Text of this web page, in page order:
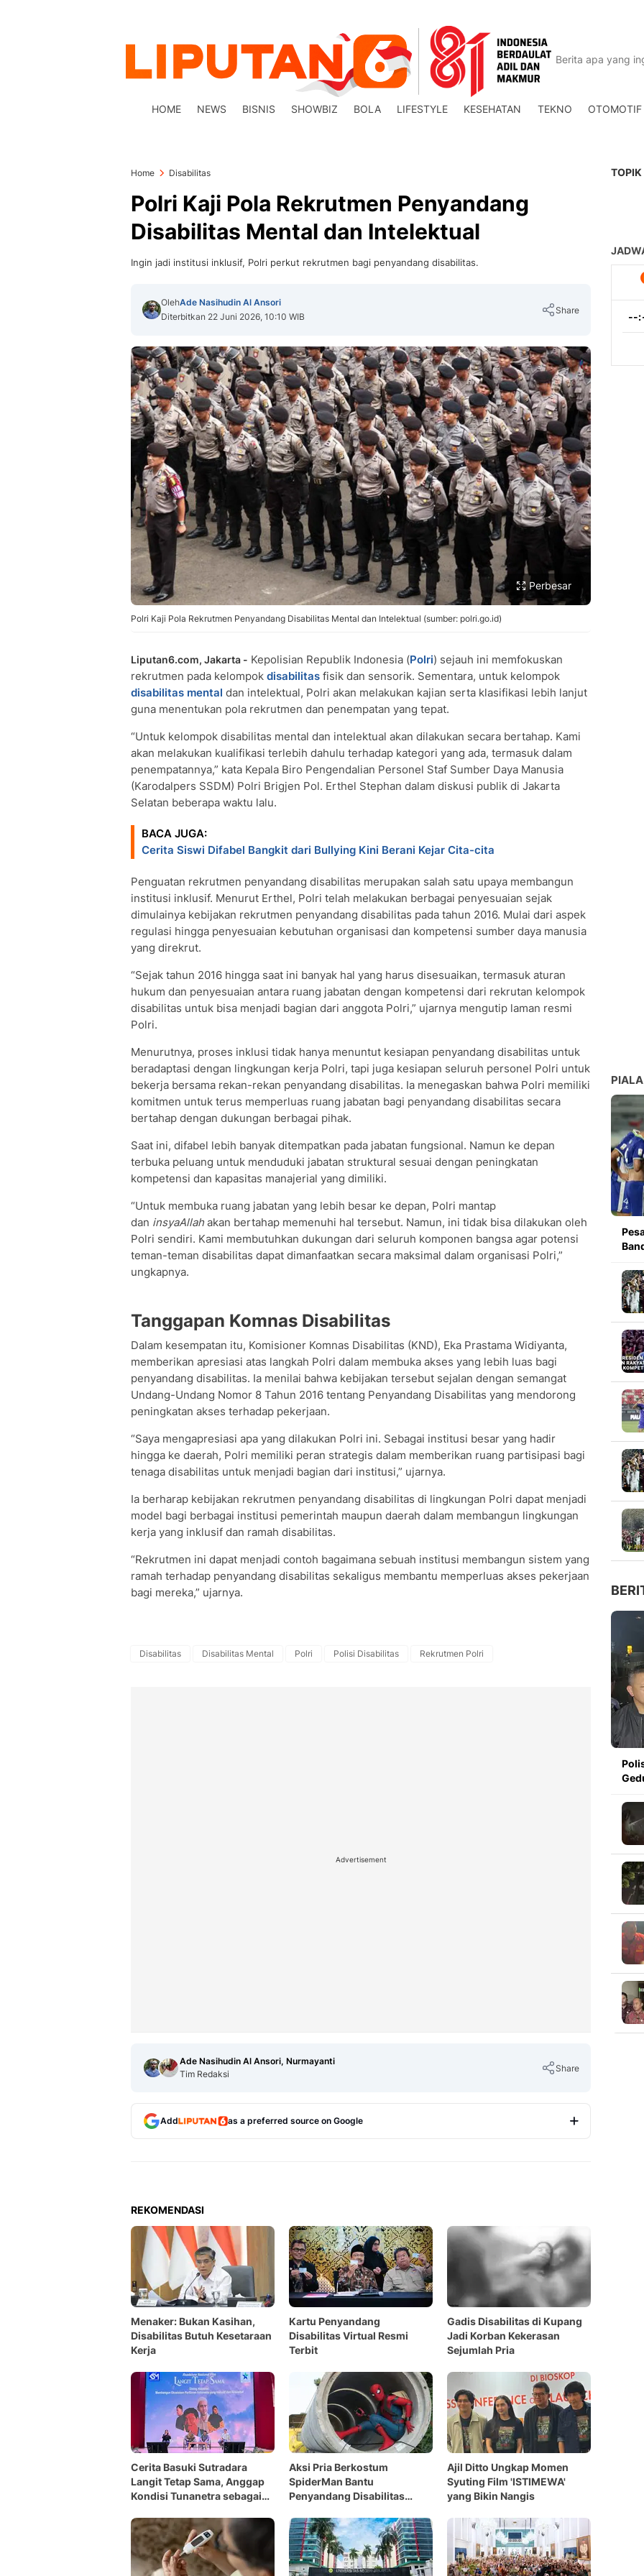
HOME NEWS BISNIS SHOWBIZ BOLA LIFESTYLE KESEHATAN TEKNO OTOMOTIF
Home Disabilitas
Polri Kaji Pola Rekrutmen Penyandang
Disabilitas Mental dan Intelektual
Ingin jadi institusi inklusif, Polri perkut rekrutmen bagi penyandang disabilitas.
OlehAde Nasihudin Al Ansori
Diterbitkan 22 Juni 2026, 10:10 WIB
Share
Copy Link
Perbesar
Polri Kaji Pola Rekrutmen Penyandang Disabilitas Mental dan Intelektual (sumber: polri.go.id)
Liputan6.com, Jakarta - Kepolisian Republik Indonesia (Polri) sejauh ini memfokuskan
rekrutmen pada kelompok disabilitas fisik dan sensorik. Sementara, untuk kelompok
disabilitas mental dan intelektual, Polri akan melakukan kajian serta klasifikasi lebih lanjut
guna menentukan pola rekrutmen dan penempatan yang tepat.
“Untuk kelompok disabilitas mental dan intelektual akan dilakukan secara bertahap. Kami
akan melakukan kualifikasi terlebih dahulu terhadap kategori yang ada, termasuk dalam
penempatannya,” kata Kepala Biro Pengendalian Personel Staf Sumber Daya Manusia
(Karodalpers SSDM) Polri Brigjen Pol. Erthel Stephan dalam diskusi publik di Jakarta
Selatan beberapa waktu lalu.
BACA JUGA:
Cerita Siswi Difabel Bangkit dari Bullying Kini Berani Kejar Cita-cita
Penguatan rekrutmen penyandang disabilitas merupakan salah satu upaya membangun
institusi inklusif. Menurut Erthel, Polri telah melakukan berbagai penyesuaian sejak
dimulainya kebijakan rekrutmen penyandang disabilitas pada tahun 2016. Mulai dari aspek
regulasi hingga penyesuaian kebutuhan organisasi dan kompetensi sumber daya manusia
yang direkrut.
“Sejak tahun 2016 hingga saat ini banyak hal yang harus disesuaikan, termasuk aturan
hukum dan penyesuaian antara ruang jabatan dengan kompetensi dari rekrutan kelompok
disabilitas untuk bisa menjadi bagian dari anggota Polri,” ujarnya mengutip laman resmi
Polri.
Menurutnya, proses inklusi tidak hanya menuntut kesiapan penyandang disabilitas untuk
beradaptasi dengan lingkungan kerja Polri, tapi juga kesiapan seluruh personel Polri untuk
bekerja bersama rekan-rekan penyandang disabilitas. Ia menegaskan bahwa Polri memiliki
komitmen untuk terus memperluas ruang jabatan bagi penyandang disabilitas secara
bertahap dengan dukungan berbagai pihak.
Saat ini, difabel lebih banyak ditempatkan pada jabatan fungsional. Namun ke depan
terbuka peluang untuk menduduki jabatan struktural sesuai dengan peningkatan
kompetensi dan kapasitas manajerial yang dimiliki.
“Untuk membuka ruang jabatan yang lebih besar ke depan, Polri mantap
dan insyaAllahakan bertahap memenuhi hal tersebut. Namun, ini tidak bisa dilakukan oleh
Polri sendiri. Kami membutuhkan dukungan dari seluruh komponen bangsa agar potensi
teman-teman disabilitas dapat dimanfaatkan secara maksimal dalam organisasi Polri,”
ungkapnya.
Tanggapan Komnas Disabilitas
Dalam kesempatan itu, Komisioner Komnas Disabilitas (KND), Eka Prastama Widiyanta,
memberikan apresiasi atas langkah Polri dalam membuka akses yang lebih luas bagi
penyandang disabilitas. Ia menilai bahwa kebijakan tersebut sejalan dengan semangat
Undang-Undang Nomor 8 Tahun 2016 tentang Penyandang Disabilitas yang mendorong
peningkatan akses terhadap pekerjaan.
“Saya mengapresiasi apa yang dilakukan Polri ini. Sebagai institusi besar yang hadir
hingga ke daerah, Polri memiliki peran strategis dalam memberikan ruang partisipasi bagi
tenaga disabilitas untuk menjadi bagian dari institusi,” ujarnya.
Ia berharap kebijakan rekrutmen penyandang disabilitas di lingkungan Polri dapat menjadi
model bagi berbagai institusi pemerintah maupun daerah dalam membangun lingkungan
kerja yang inklusif dan ramah disabilitas.
“Rekrutmen ini dapat menjadi contoh bagaimana sebuah institusi membangun sistem yang
ramah terhadap penyandang disabilitas sekaligus membantu memperluas akses pekerjaan
bagi mereka,” ujarnya.
Disabilitas Disabilitas Mental Polri Polisi Disabilitas Rekrutmen Polri
Advertisement
Ade Nasihudin Al Ansori, Nurmayanti
Tim Redaksi
Share
Add as a preferred source on Google
REKOMENDASI
Menaker: Bukan Kasihan,
Disabilitas Butuh Kesetaraan
Kerja
Kartu Penyandang
Disabilitas Virtual Resmi
Terbit
Gadis Disabilitas di Kupang
Jadi Korban Kekerasan
Sejumlah Pria
Cerita Basuki Sutradara
Langit Tetap Sama, Anggap
Kondisi Tunanetra sebagai
Aksi Pria Berkostum
SpiderMan Bantu
Penyandang Disabilitas
Ajil Ditto Ungkap Momen
Syuting Film 'ISTIMEWA'
yang Bikin Nangis
TOPIK